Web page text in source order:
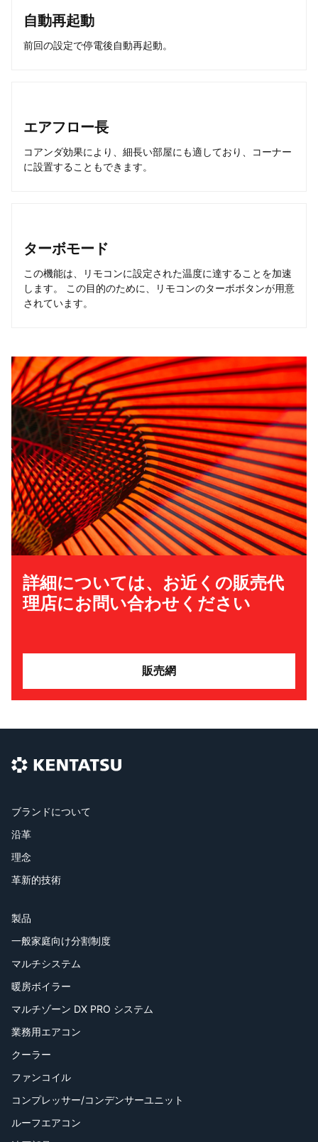
自動再起動
前回の設定で停電後自動再起動。
エアフロー長
コアンダ効果により、細長い部屋にも適しており、コーナー
に設置することもできます。
ターボモード
この機能は、リモコンに設定された温度に達することを加速
します。 この目的のために、リモコンのターボボタンが用意
されています。
詳細については、お近くの販売代
理店にお問い合わせください
販売網
ブランドについて
沿革
理念
革新的技術
製品
一般家庭向け分割制度
マルチシステム
暖房ボイラー
マルチゾーン DX PRO システム
業務用エアコン
クーラー
ファンコイル
コンプレッサー/コンデンサーユニット
ルーフエアコン